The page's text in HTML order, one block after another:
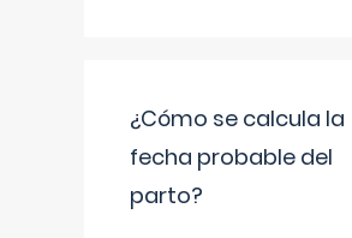
¿Cómo se calcula la
fecha probable del
parto?